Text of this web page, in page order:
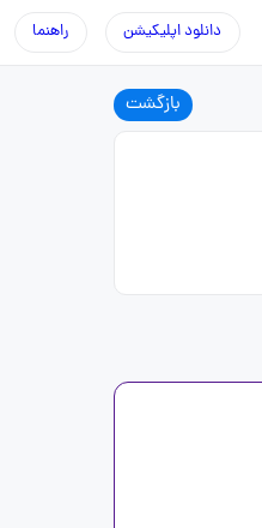
راهنما دانلود اپلیکیشن
بازگشت